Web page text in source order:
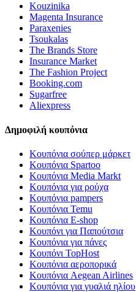
Kouzinika
Magenta Insurance
Paraxenies
Tsoukalas
The Brands Store
Insurance Market
The Fashion Project
Booking.com
Sugarfree
Aliexpress
Δημοφιλή κουπόνια
Κουπόνια σούπερ μάρκετ
Κουπόνια Spartoo
Κουπόνια Media Markt
Κουπόνια για ρούχα
Κουπόνια pampers
Κουπόνια Temu
Κουπόνια E-shop
Κουπόνι για Παπούτσια
Κουπόνια για πάνες
Κουπόνι TopHost
Κουπόνια αεροπορικά
Κουπόνια Aegean Airlines
Κουπόνια για γυαλιά ηλίου